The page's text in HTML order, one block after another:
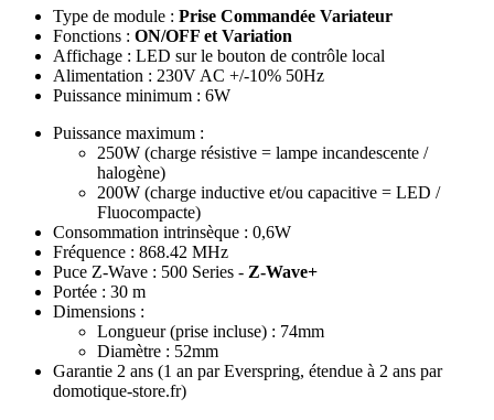
Type de module : Prise Commandée Variateur
Fonctions : ON/OFF et Variation
Affichage : LED sur le bouton de contrôle local
Alimentation : 230V AC +/-10% 50Hz
Puissance minimum : 6W
Puissance maximum :
250W (charge résistive = lampe incandescente /
halogène)
200W (charge inductive et/ou capacitive = LED /
Fluocompacte)
Consommation intrinsèque : 0,6W
Fréquence : 868.42 MHz
Puce Z-Wave : 500 Series - Z-Wave+
Portée : 30 m
Dimensions :
Longueur (prise incluse) : 74mm
Diamètre : 52mm
Garantie 2 ans (1 an par Everspring, étendue à 2 ans par
domotique-store.fr)